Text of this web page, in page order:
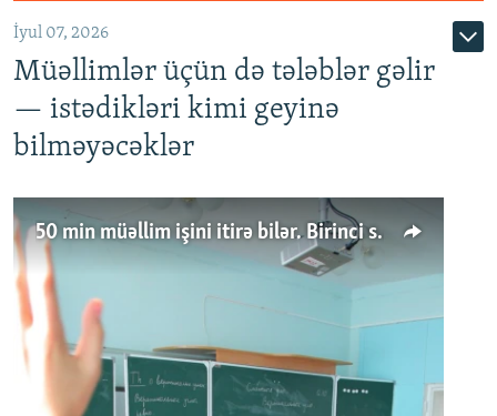
İyul 07, 2026
Müəllimlər üçün də tələblər gəlir
— istədikləri kimi geyinə
bilməyəcəklər
50 min müəllim işini itirə bilər. Birinci sinfə gedənlər azalır